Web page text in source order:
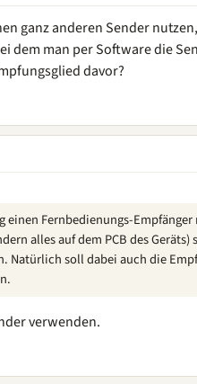
ganz anderen Sender
dem man per Software die
davor?
einen Fernbedienungs-
alles auf dem PCB des Geräts)
Natürlich soll dabei auch die
verwenden.